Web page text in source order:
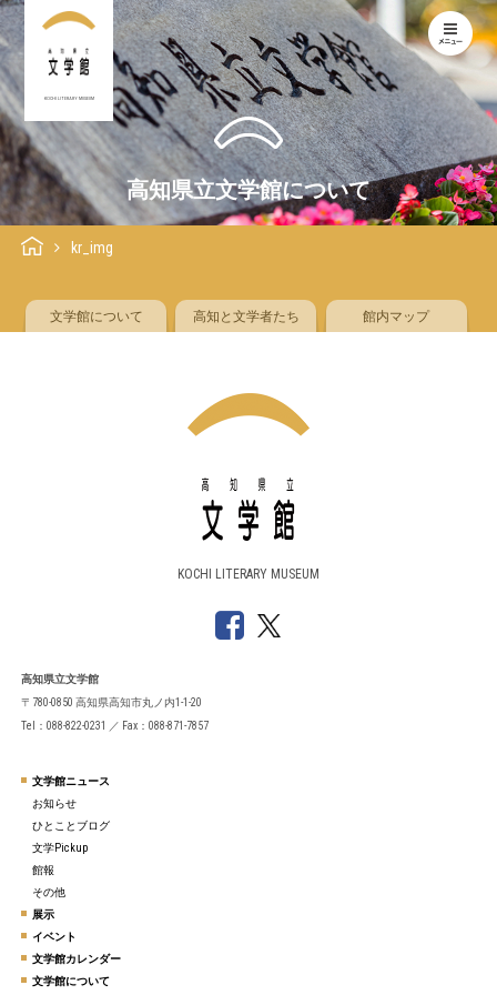
KOCHI LITERARY MUSEUM
高知県立文学館について
kr_img
文学館について 高知と文学者たち 館内マップ
KOCHI LITERARY MUSEUM
高知県立文学館
〒780-0850 高知県高知市丸ノ内1-1-20
Tel：088-822-0231 ／ Fax：088-871-7857
文学館ニュース
お知らせ
ひとことブログ
文学Pickup
館報
その他
展示
イベント
文学館カレンダー
文学館について